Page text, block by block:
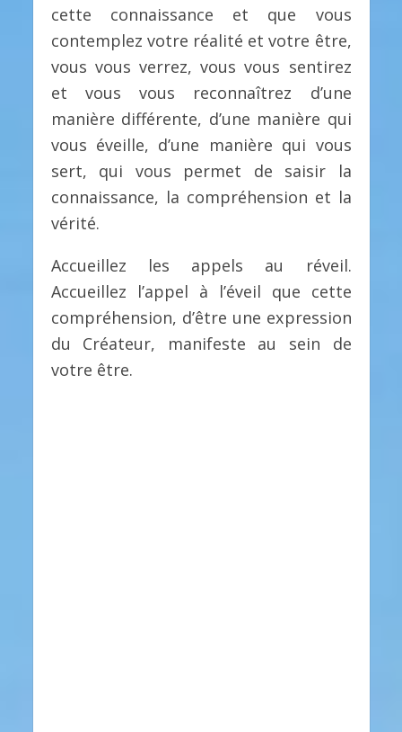
cette connaissance et que vous
contemplez votre réalité et votre être,
vous vous verrez, vous vous sentirez
et vous vous reconnaîtrez d’une
manière différente, d’une manière qui
vous éveille, d’une manière qui vous
sert, qui vous permet de saisir la
connaissance, la compréhension et la
vérité.
Accueillez les appels au réveil.
Accueillez l’appel à l’éveil que cette
compréhension, d’être une expression
du Créateur, manifeste au sein de
votre être.